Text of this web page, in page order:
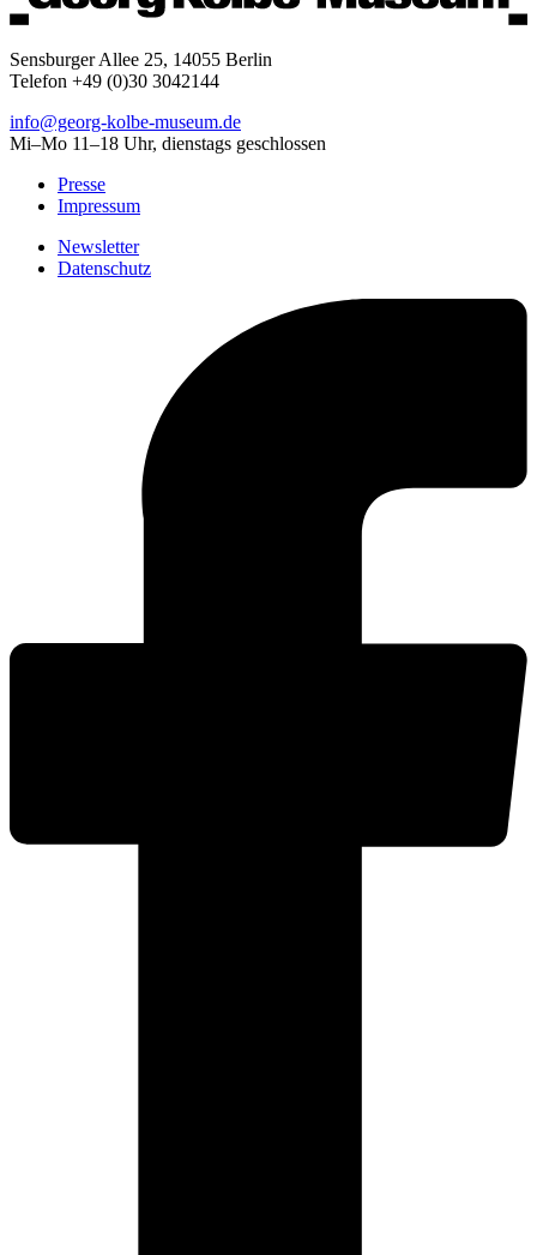
Sensburger Allee 25, 14055 Berlin
Telefon +49 (0)30 3042144
info@georg-kolbe-museum.de
Mi–Mo 11–18 Uhr, dienstags geschlossen
Presse
Impressum
Newsletter
Datenschutz